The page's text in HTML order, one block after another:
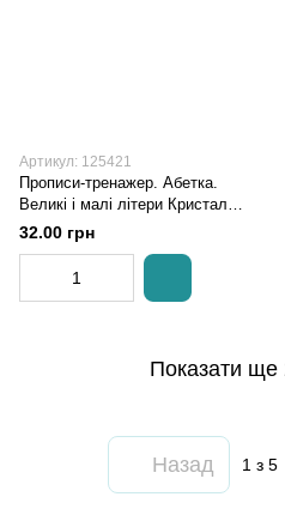
Артикул: 125421
Прописи-тренажер. Абетка.
Великі і малі літери Кристал
Бук
32.00 грн
Показати ще
Назад 1 з 5